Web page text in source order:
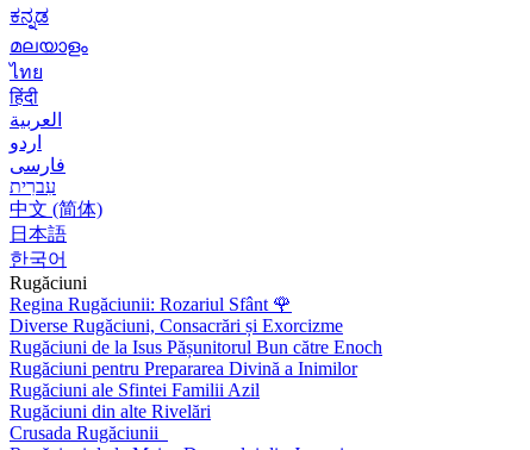
ಕನ್ನಡ
മലയാളം
ไทย
हिंदी
العربية
اردو
فارسی
עִברִית
中文 (简体)
日本語
한국어
Rugăciuni
Regina Rugăciunii: Rozariul Sfânt 🌹
Diverse Rugăciuni, Consacrări și Exorcizme
Rugăciuni de la Isus Pășunitorul Bun către Enoch
Rugăciuni pentru Prepararea Divină a Inimilor
Rugăciuni ale Sfintei Familii Azil
Rugăciuni din alte Rivelări
Crusada Rugăciunii